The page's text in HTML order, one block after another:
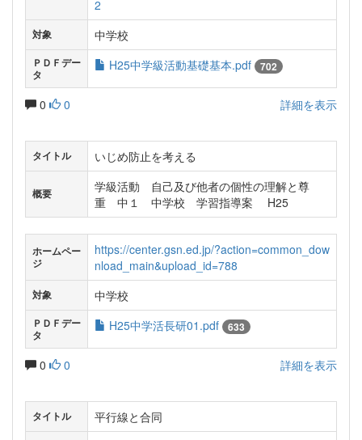
2
対象 中学校
ＰＤＦデー
タ
H25中学級活動基礎基本.pdf 702
0 0 詳細を表示
タイトル いじめ防止を考える
概要
学級活動 自己及び他者の個性の理解と尊
重 中１ 中学校 学習指導案 H25
ホームペー
ジ
https://center.gsn.ed.jp/?action=common_dow
nload_main&upload_id=788
対象 中学校
ＰＤＦデー
タ
H25中学活長研01.pdf 633
0 0 詳細を表示
タイトル 平行線と合同